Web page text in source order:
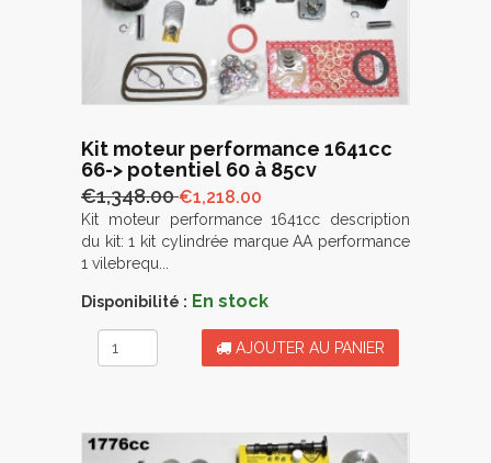
Kit moteur performance 1641cc
66-> potentiel 60 à 85cv
€1,348.00€1,218.00
Kit moteur performance 1641cc description
du kit: 1 kit cylindrée marque AA performance
1 vilebrequ...
Disponibilité : En stock
AJOUTER AU PANIER